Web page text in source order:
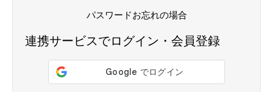
パスワードお忘れの場合
連携サービスでログイン・会員登録